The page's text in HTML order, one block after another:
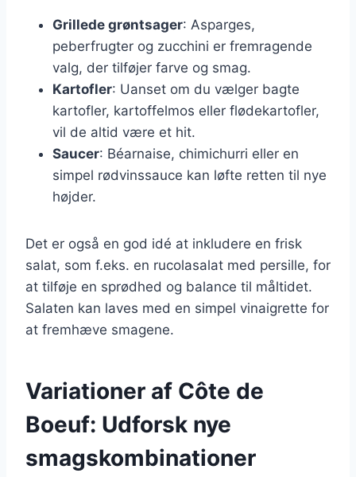
Grillede grøntsager: Asparges,
peberfrugter og zucchini er fremragende
valg, der tilføjer farve og smag.
Kartofler: Uanset om du vælger bagte
kartofler, kartoffelmos eller flødekartofler,
vil de altid være et hit.
Saucer: Béarnaise, chimichurri eller en
simpel rødvinssauce kan løfte retten til nye
højder.
Det er også en god idé at inkludere en frisk
salat, som f.eks. en rucolasalat med persille, for
at tilføje en sprødhed og balance til måltidet.
Salaten kan laves med en simpel vinaigrette for
at fremhæve smagene.
Variationer af Côte de
Boeuf: Udforsk nye
smagskombinationer